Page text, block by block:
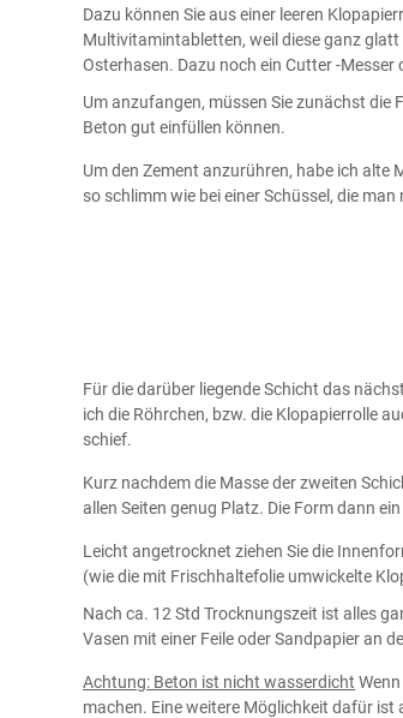
Dazu können Sie aus einer leeren
Multivitamintabletten, weil diese ganz
Osterhasen. Dazu noch ein Cutter -
Um anzufangen, müssen Sie zunächst die
Beton gut einfüllen können.
Um den Zement anzurühren, habe ich alte
so schlimm wie bei einer Schüssel, die
Für die darüber liegende Schicht das
ich die Röhrchen, bzw. die Klopapierrolle
schief.
Kurz nachdem die Masse der zweiten
allen Seiten genug Platz. Die Form dann
Leicht angetrocknet ziehen Sie die
(wie die mit Frischhaltefolie umwickelte
Nach ca. 12 Std Trocknungszeit ist alles
Vasen mit einer Feile oder Sandpapier an
Achtung: Beton ist nicht wasserdicht
machen. Eine weitere Möglichkeit dafür ist